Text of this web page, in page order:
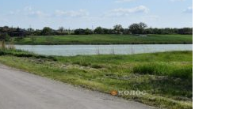
обсудили
участников
процесса в
ЕДГ-2026